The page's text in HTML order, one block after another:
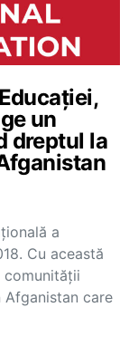
un
dreptul la
a
Cu această
comunității
care